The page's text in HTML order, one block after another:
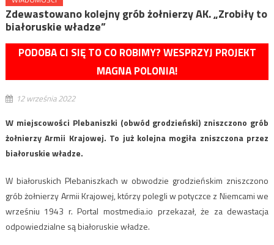
Zdewastowano kolejny grób żołnierzy AK. „Zrobiły to
białoruskie władze”
PODOBA CI SIĘ TO CO ROBIMY? WESPRZYJ PROJEKT
MAGNA POLONIA!
12 września 2022
W miejscowości Plebaniszki (obwód grodzieński) zniszczono grób
żołnierzy Armii Krajowej. To już kolejna mogiła zniszczona przez
białoruskie władze.
W białoruskich Plebaniszkach w obwodzie grodzieńskim zniszczono
grób żołnierzy Armii Krajowej, którzy polegli w potyczce z Niemcami we
wrześniu 1943 r. Portal mostmedia.io przekazał, że za dewastacja
odpowiedzialne są białoruskie władze.